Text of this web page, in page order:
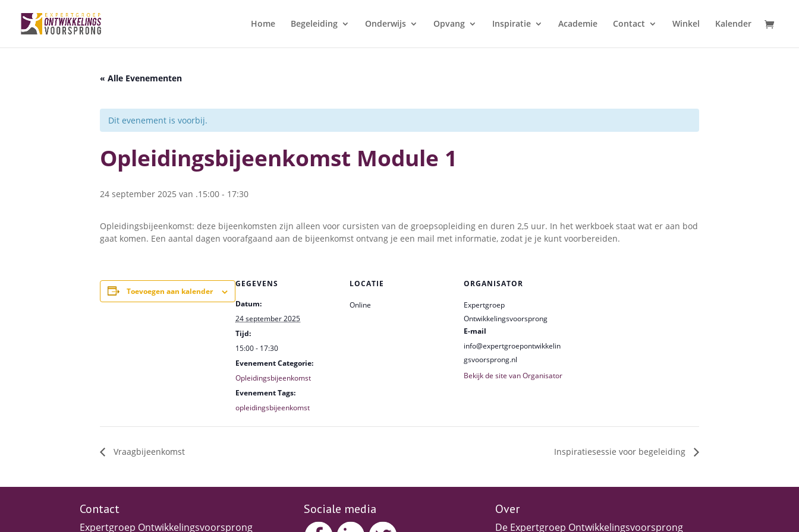
Home Begeleiding Onderwijs Opvang Inspiratie Academie Contact Winkel Kalender
« Alle Evenementen
Dit evenement is voorbij.
Opleidingsbijeenkomst Module 1
24 september 2025 van .15:00 - 17:30
Opleidingsbijeenkomst: deze bijeenkomsten zijn alleen voor cursisten van de groepsopleiding en duren 2,5 uur. In het werkboek staat wat er aan bod
gaat komen. Een aantal dagen voorafgaand aan de bijeenkomst ontvang je een mail met informatie, zodat je je kunt voorbereiden.
Toevoegen aan kalender
GEGEVENS
Datum:
24 september 2025
Tijd:
15:00 - 17:30
Evenement Categorie:
Opleidingsbijeenkomst
Evenement Tags:
opleidingsbijeenkomst
LOCATIE
Online
ORGANISATOR
Expertgroep
Ontwikkelingsvoorsprong
E-mail
info@expertgroepontwikkelin
gsvoorsprong.nl
Bekijk de site van Organisator
Vraagbijeenkomst Inspiratiesessie voor begeleiding
Contact
Expertgroep Ontwikkelingsvoorsprong
Sociale media Over
De Expertgroep Ontwikkelingsvoorsprong